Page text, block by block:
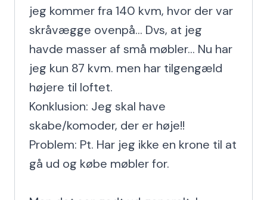
jeg kommer fra 140 kvm, hvor der var
skråvægge ovenpå... Dvs, at jeg
havde masser af små møbler... Nu har
jeg kun 87 kvm. men har tilgengæld
højere til loftet.
Konklusion: Jeg skal have
skabe/komoder, der er høje!!
Problem: Pt. Har jeg ikke en krone til at
gå ud og købe møbler for.